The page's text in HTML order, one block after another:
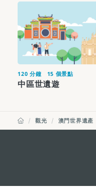
120 分鐘 15 個景點
中區世遺遊
觀光 澳門世界遺產